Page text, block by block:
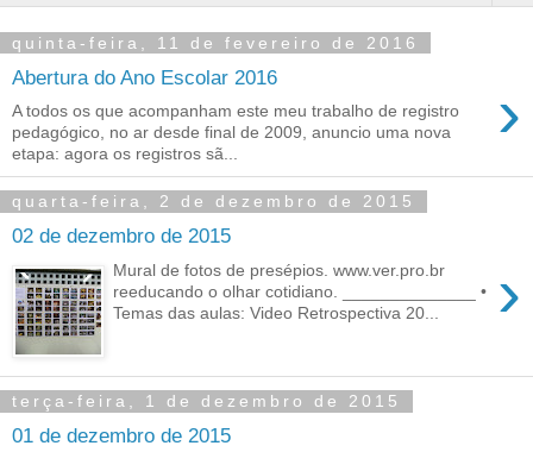
quinta-feira, 11 de fevereiro de 2016
Abertura do Ano Escolar 2016 ›
A todos os que acompanham este meu trabalho de registro
pedagógico, no ar desde final de 2009, anuncio uma nova
etapa: agora os registros sã...
quarta-feira, 2 de dezembro de 2015
02 de dezembro de 2015
›
Mural de fotos de presépios. www.ver.pro.br
reeducando o olhar cotidiano. ______________ •
Temas das aulas: Video Retrospectiva 20...
terça-feira, 1 de dezembro de 2015
01 de dezembro de 2015